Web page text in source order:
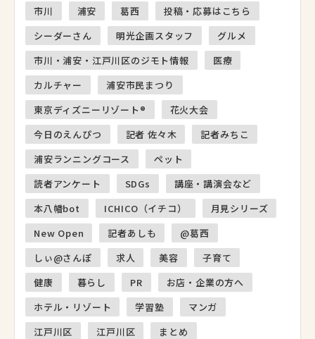
市川
浦安 葛西
投稿・応募はこちら
シーダーさん
明光企画スタッフ
グルメ
市川・浦安・江戸川区のジモト情報
医療
カルチャー
浦安市民まつり
東京ディズニーリゾート®
花火大会
今日のえんぴつ
記者 佐々木
記者みちこ
浦安ランニングコース
ペット
読者アンケート
SDGs
講座・講演会など
本八幡bot
ICHICO（イチコ）
月見シリーズ
New Open
記者あしも
@葛西
しぃ@さんぽ
求人 美容
子育て
健康
暮らし PR
お店・企業の方へ
ホテル・リゾート
学習塾
マンガ
江戸川区
江戸川区
まとめ